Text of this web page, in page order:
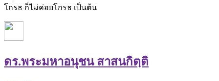
โกรธ ก็ไม่ค่อยโกรธ เป็นต้น
ดร.พระมหาอนุชน สาสนกิตฺติ